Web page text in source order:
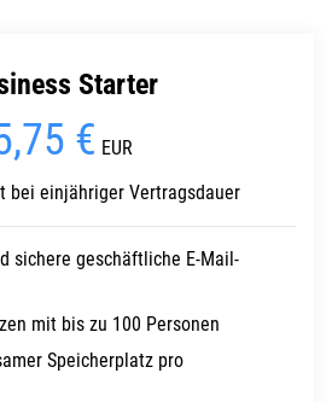
Starter
€ EUR
bei einjähriger Vertragsdauer
sichere geschäftliche E-Mail-
mit bis zu 100 Personen
Speicherplatz pro